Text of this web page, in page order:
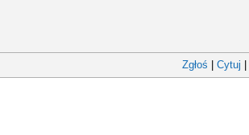
Zgłoś Cytuj